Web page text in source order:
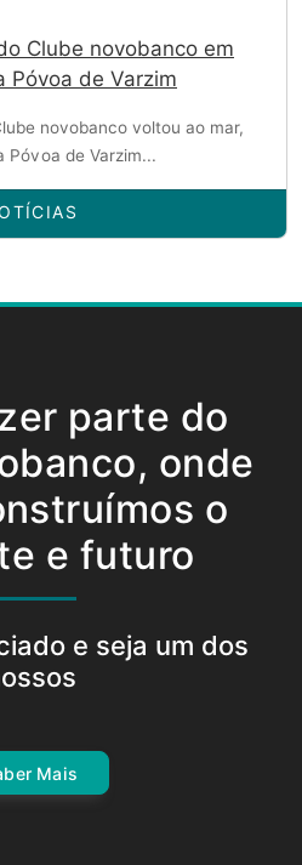
Clube novobanco em
Póvoa de Varzim
novobanco voltou ao mar,
Póvoa de Varzim...
parte do
onde
o
e futuro
e seja um dos
Mais